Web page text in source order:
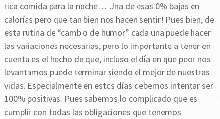
rica comida para la noche… Una de esas 0% bajas en
calorías pero que tan bien nos hacen sentir! Pues bien, de
esta rutina de “cambio de humor” cada una puede hacer
las variaciones necesarias, pero lo importante a tener en
cuenta es el hecho de que, incluso el día en que peor nos
levantamos puede terminar siendo el mejor de nuestras
vidas. Especialmente en estos días debemos intentar ser
100% positivas. Pues sabemos lo complicado que es
cumplir con todas las obligaciones que tenemos